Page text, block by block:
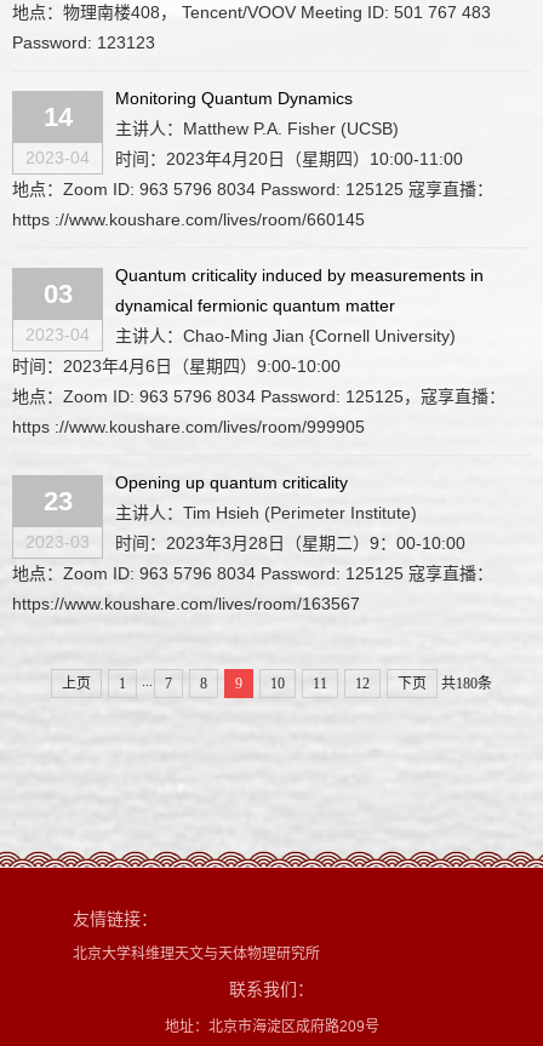
地点：物理南楼408， Tencent/VOOV Meeting ID: 501 767 483
Password: 123123
14
2023-04
Monitoring Quantum Dynamics
主讲人：Matthew P.A. Fisher (UCSB)
时间：2023年4月20日（星期四）10:00-11:00
地点：Zoom ID: 963 5796 8034 Password: 125125 寇享直播：
https ://www.koushare.com/lives/room/660145
03
2023-04
Quantum criticality induced by measurements in
dynamical fermionic quantum matter
主讲人：Chao-Ming Jian {Cornell University)
时间：2023年4月6日（星期四）9:00-10:00
地点：Zoom ID: 963 5796 8034 Password: 125125，寇享直播：
https ://www.koushare.com/lives/room/999905
23
2023-03
Opening up quantum criticality
主讲人：Tim Hsieh (Perimeter Institute)
时间：2023年3月28日（星期二）9：00-10:00
地点：Zoom ID: 963 5796 8034 Password: 125125 寇享直播：
https://www.koushare.com/lives/room/163567
上页 1 ... 7 8 9 10 11 12 下页 共180条
友情链接：
北京大学科维理天文与天体物理研究所
联系我们：
地址：北京市海淀区成府路209号